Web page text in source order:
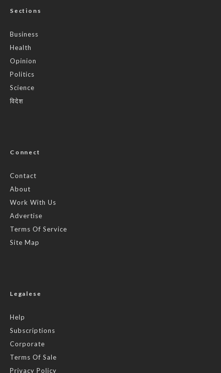
Sections
Business
Health
Opinion
Politics
Science
विदेश
Connect
Contact
About
Work With Us
Advertise
Terms Of Service
Site Map
Legalese
Help
Subscriptions
Corporate
Terms Of Sale
Privacy Policy